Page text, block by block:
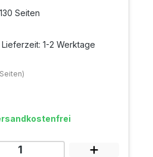
Seiten
1-2 Werktage